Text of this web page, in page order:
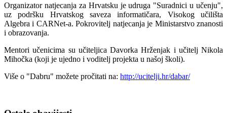
Organizator natjecanja za Hrvatsku je udruga "Suradnici u učenju",
uz podršku Hrvatskog saveza informatičara, Visokog učilišta
Algebra i CARNet-a. Pokrovitelj natjecanja je Ministarstvo znanosti
i obrazovanja.
Mentori učenicima su učiteljica Davorka Hrženjak i učitelj Nikola
Mihočka (koji je ujedno i voditelj projekta u našoj školi).
Više o "Dabru" možete pročitati na: http://ucitelji.hr/dabar/